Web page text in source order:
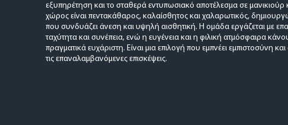
εξυπηρέτηση και το σταθερά εντυπωσιακό αποτέλεσμα σε μανικιούρ
χώρος είναι πεντακάθαρος, καλαίσθητος και χαλαρωτικός,
που συνδυάζει άνεση και υψηλή αισθητική. Η ομάδα εργάζεται με
ταχύτητα και συνέπεια, ενώ η ευγένεια και η φιλική ατμόσφαιρα
πραγματικά ευχάριστη. Είναι μια επιλογή που εμπνέει εμπιστοσύνη
τις επαναλαμβανόμενες επισκέψεις.